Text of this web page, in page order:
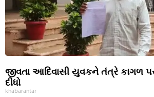
જીવતા આદિવાસી યુવકને તંત્રે કાગળ
દીધો
khabarantar